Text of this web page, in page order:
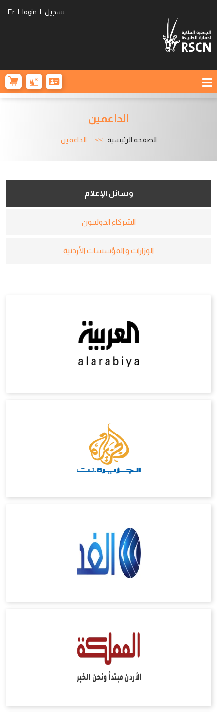
تسجيل |
login
|
En
الداعمين
الصفحة الرئيسية الداعمين
وسائل الإعلام
الشركاء الدولييون
الوزارات و المؤسسات الأردنية